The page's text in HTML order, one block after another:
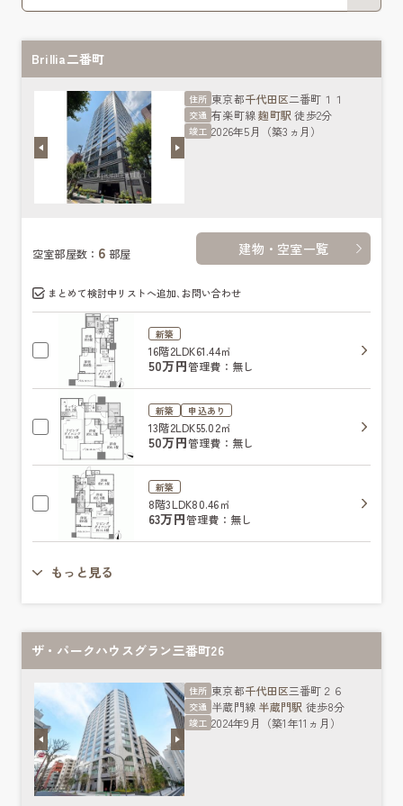
Brillia二番町
住所 東京都千代田区二番町１１
交通 有楽町線麹町駅 徒歩2分
竣工 2026年5月（築3ヵ月）
空室部屋数： 6 部屋 建物・空室一覧
まとめて検討中リストへ追加､お問い合わせ
新築
16階2LDK61.44㎡
50万円管理費：無し
新築 申込あり
13階2LDK55.02㎡
50万円管理費：無し
新築
8階3LDK80.46㎡
63万円管理費：無し
もっと見る
ザ・パークハウスグラン三番町26
住所 東京都千代田区三番町２６
交通 半蔵門線 半蔵門駅 徒歩8分
竣工 2024年9月（築1年11ヵ月）